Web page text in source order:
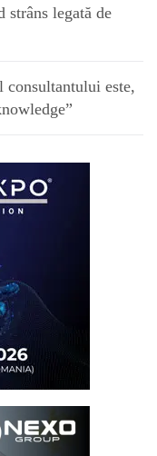
strâns legată de
este,